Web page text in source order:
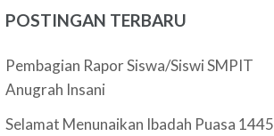
POSTINGAN TERBARU
Pembagian Rapor Siswa/Siswi SMPIT
Anugrah Insani
Selamat Menunaikan Ibadah Puasa 1445